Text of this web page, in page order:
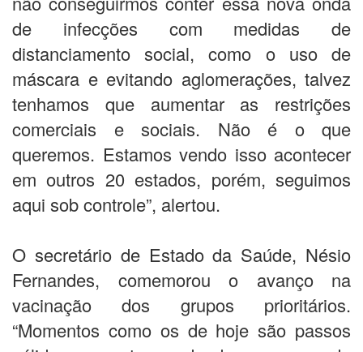
de infecções com medidas de
distanciamento social, como o uso de
máscara e evitando aglomerações, talvez
tenhamos que aumentar as restrições
comerciais e sociais. Não é o que
queremos. Estamos vendo isso acontecer
em outros 20 estados, porém, seguimos
aqui sob controle”, alertou.
O secretário de Estado da Saúde, Nésio
Fernandes, comemorou o avanço na
vacinação dos grupos prioritários.
“Momentos como os de hoje são passos